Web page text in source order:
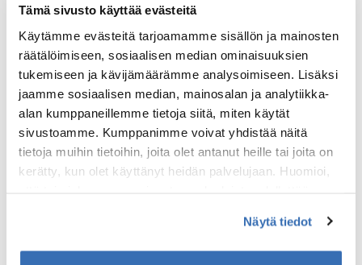
Tämä sivusto käyttää evästeitä
Käytämme evästeitä tarjoamamme sisällön ja mainosten
räätälöimiseen, sosiaalisen median ominaisuuksien
tukemiseen ja kävijämäärämme analysoimiseen. Lisäksi
jaamme sosiaalisen median, mainosalan ja analytiikka-
alan kumppaneillemme tietoja siitä, miten käytät
sivustoamme. Kumppanimme voivat yhdistää näitä
tietoja muihin tietoihin, joita olet antanut heille tai joita on
kerätty, kun olet käyttänyt heidän palvelujaan. Huomioi,
Näytä tiedot
Opastuksella vastaan tulevat
kauniit empiretalot, 1910-luvun
purkuinnostus, työväenasunnot
heti piispan
uusrenessanssipalatsin vieressä
sekä suurisuuntaiset
suunnitelmat kaupungin
kehittämiseksi; unohtamatta
myöskään Pier Mondrianin,
hollantilaisen taiteilijan,